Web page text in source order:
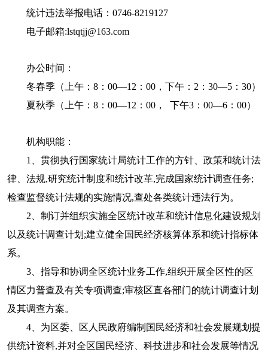
统计违法举报电话： 0746-8219127
电子邮箱:lstqtjj@163.com
办公时间：
冬春季（上午： 8：00—12：00，下午：2：30—5：30）
夏秋季（上午： 8：00—12：00， 下午3：00—6：00）
机构职能：
1、贯彻执行国家统计局统计工作的方针、政策和统计法
律、法规,研究统计制度和统计改革,完成国家统计调查任务;
检查监督统计法规的实施情况,查处各类统计违法行为。
2、制订并组织实施全区统计改革和统计信息化建设规划
以及统计调查计划;建立健全国民经济核算体系和统计指标体
系。
3、指导和协调全区统计业务工作,组织开展全区性的区
情区力普查及有关专项调查;审核区直各部门的统计调查计划
及其调查方案。
4、为区委、区人民政府编制国民经济和社会发展规划提
供统计资料,并对全区国民经济、科技进步和社会发展等情况